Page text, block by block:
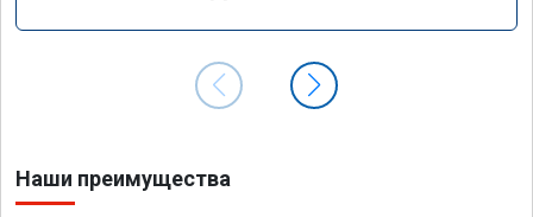
Наши преимущества